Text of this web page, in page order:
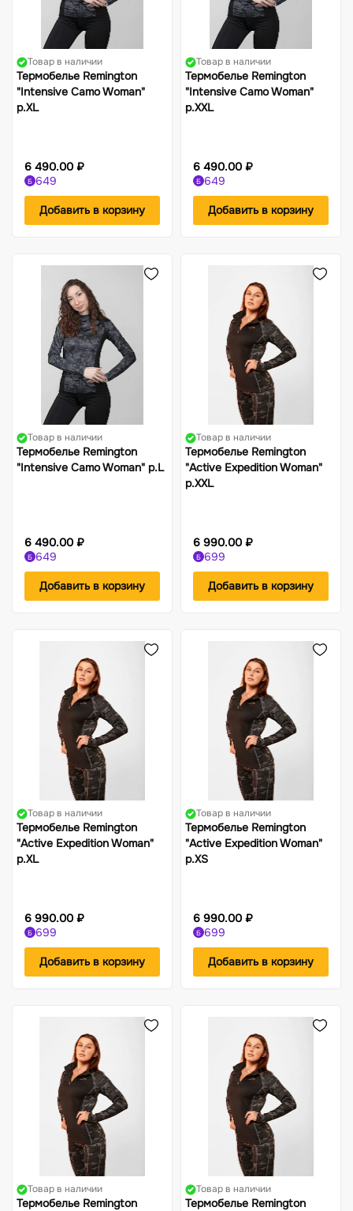
Товар в наличии
Термобелье Remington
"Intensive Camo Woman"
р.XL
6 490.00 ₽
Б 649
Добавить в корзину
Товар в наличии
Термобелье Remington
"Intensive Camo Woman"
р.XXL
6 490.00 ₽
Б 649
Добавить в корзину
Товар в наличии
Термобелье Remington
"Intensive Camo Woman" р.L
6 490.00 ₽
Б 649
Добавить в корзину
Товар в наличии
Термобелье Remington
"Active Expedition Woman"
р.XXL
6 990.00 ₽
Б 699
Добавить в корзину
Товар в наличии
Термобелье Remington
"Active Expedition Woman"
р.XL
6 990.00 ₽
Б 699
Добавить в корзину
Товар в наличии
Термобелье Remington
"Active Expedition Woman"
р.XS
6 990.00 ₽
Б 699
Добавить в корзину
Товар в наличии
Термобелье Remington
Товар в наличии
Термобелье Remington